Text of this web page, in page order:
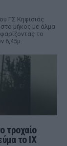
ΓΣ Κηφισιάς
μήκος με άλμα
το
6,45μ.
τροχαίο
το ΙΧ